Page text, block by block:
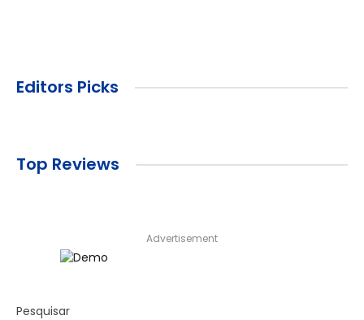
Editors Picks
Top Reviews
Advertisement
Pesquisar